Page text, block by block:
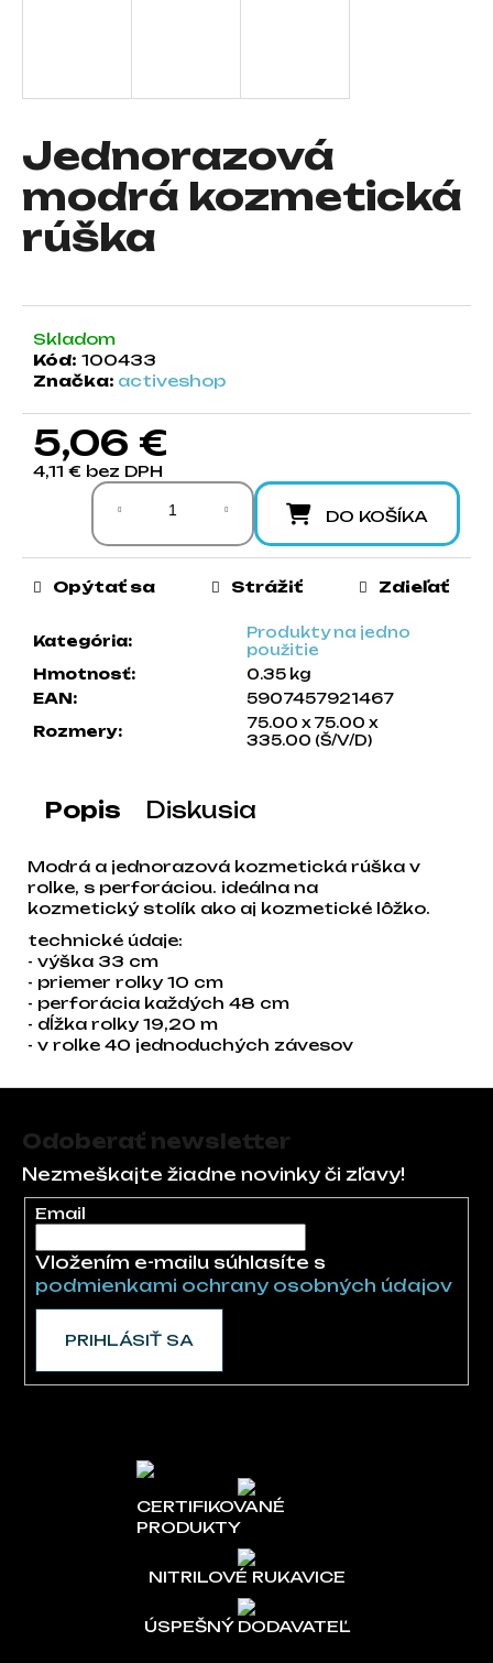
Jednorazová
modrá kozmetická
rúška
Skladom
Kód: 100433
Značka: activeshop
5,06 €
4,11 € bez DPH
Jednotková cena:
DO KOŠÍKA
Kategória:
Produkty na jedno
použitie
Hmotnosť:
0.35 kg
EAN:
5907457921467
Rozmery:
75.00 x 75.00 x
335.00 (Š/V/D)
Opýtať sa Strážiť Zdieľať
Popis Diskusia
Modrá a jednorazová kozmetická rúška v
rolke, s perforáciou. ideálna na
kozmetický stolík ako aj kozmetické lôžko.
technické údaje:
- výška 33 cm
- priemer rolky 10 cm
- perforácia každých 48 cm
- dĺžka rolky 19,20 m
- v rolke 40 jednoduchých závesov
O
d
p
o
ú
e
Odoberať newsletter
Nezmeškajte žiadne novinky či zľavy!
Email
Vložením e-mailu súhlasíte s
podmienkami ochrany osobných údajov
PRIHLÁSIŤ SA
CERTIFIKOVANÉ
PRODUKTY
NITRILOVÉ RUKAVICE
ÚSPEŠNÝ DODAVATEĽ